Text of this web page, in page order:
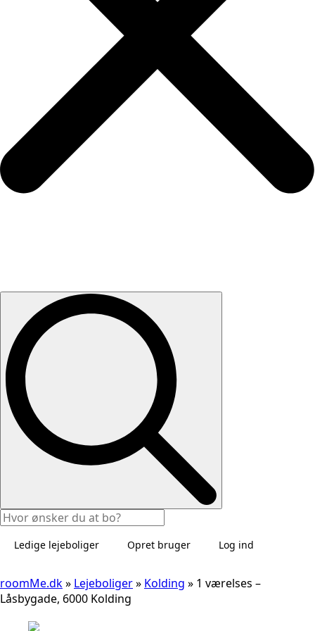
Ledige lejeboliger Opret bruger Log ind
roomMe.dk» Lejeboliger» Kolding » 1 værelses –
Låsbygade, 6000 Kolding